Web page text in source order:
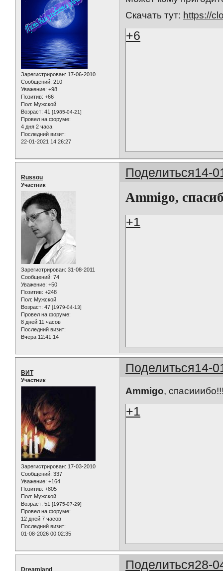
Зарегистрирован: 17-06-2010
Сообщений: 210
Уважение: +98
Позитив: +66
Пол: Мужской
Возраст: 41 [1985-04-21]
Провел на форуме:
4 дня 2 часа
Последний визит:
22-01-2021 14:26:27
Скачать тут: https://
+6
Поделиться14-
Russou
Участник
Зарегистрирован: 31-08-2011
Сообщений: 74
Уважение: +50
Позитив: +248
Пол: Мужской
Возраст: 47 [1979-04-13]
Провел на форуме:
8 дней 11 часов
Последний визит:
Вчера 12:41:14
Ammigo,
+1
Поделиться14-
ВИТ
Участник
Зарегистрирован: 17-03-2010
Сообщений: 337
Уважение: +164
Позитив: +805
Пол: Мужской
Возраст: 51 [1975-07-29]
Провел на форуме:
12 дней 7 часов
Последний визит:
01-08-2026 00:02:35
Ammigo,
+1
Поделиться28-